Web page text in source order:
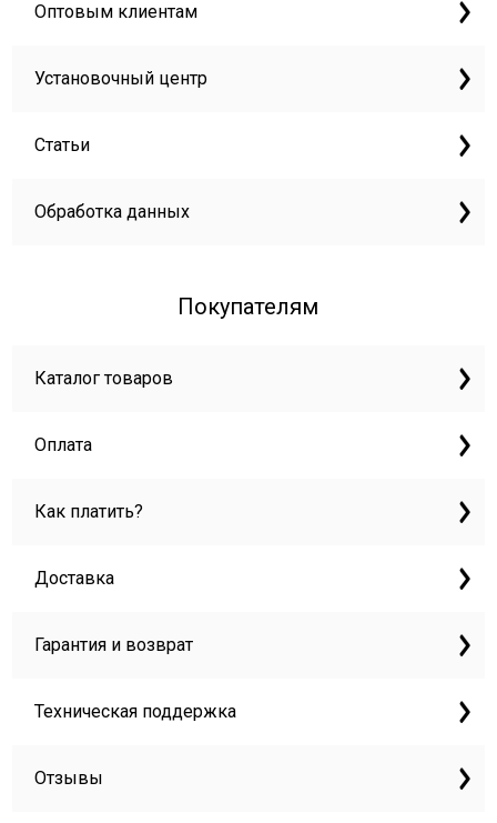
Оптовым клиентам
Установочный центр
Статьи
Обработка данных
Покупателям
Каталог товаров
Оплата
Как платить?
Доставка
Гарантия и возврат
Техническая поддержка
Отзывы